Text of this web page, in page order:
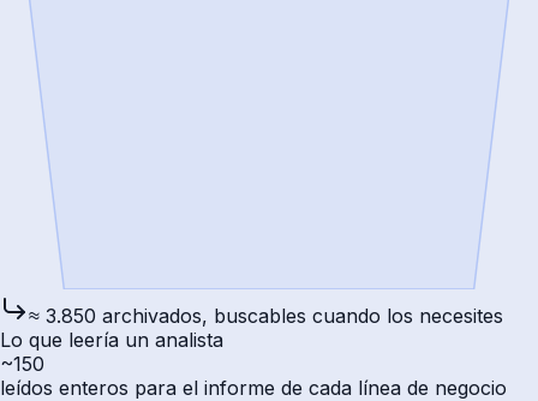
≈ 3.850 archivados, buscables cuando los necesites
Lo que leería un analista
~150
leídos enteros para el informe de cada línea de negocio